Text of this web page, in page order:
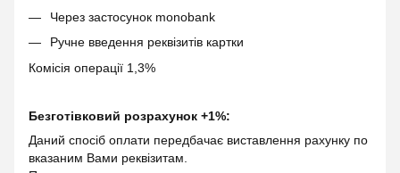
Через застосунок monobank
Ручне введення реквізитів картки
Комісія операції 1,3%
Безготівковий розрахунок +1%:
Даний спосіб оплати передбачає виставлення рахунку по
вказаним Вами реквізитам.